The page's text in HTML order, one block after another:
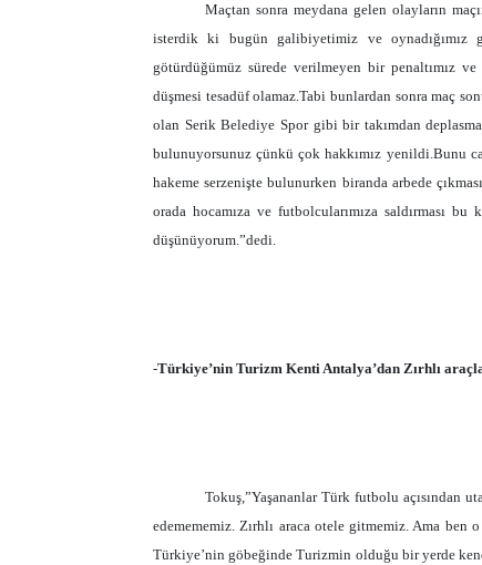
Maçtan sonra meydana gelen olayların
isterdik ki bugün galibiyetimiz ve
götürdüğümüz sürede verilmeyen bir penaltımız
düşmesi tesadüf olamaz.Tabi bunlardan sonra maç
olan Serik Belediye Spor gibi bir takımdan
bulunuyorsunuz çünkü çok hakkımız yenildi.Bunu
hakeme serzenişte bulunurken biranda arbede
orada hocamıza ve futbolcularımıza saldırması
düşünüyorum.”dedi.
-Türkiye’nin Turizm Kenti Antalya’dan Zırhlı
Tokuş,”Yaşananlar Türk futbolu açısından
edemememiz. Zırhlı araca otele gitmemiz. Ama ben
Türkiye’nin göbeğinde Turizmin olduğu bir yerde